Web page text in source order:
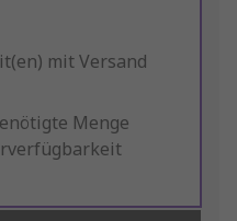
mit Versand
Menge